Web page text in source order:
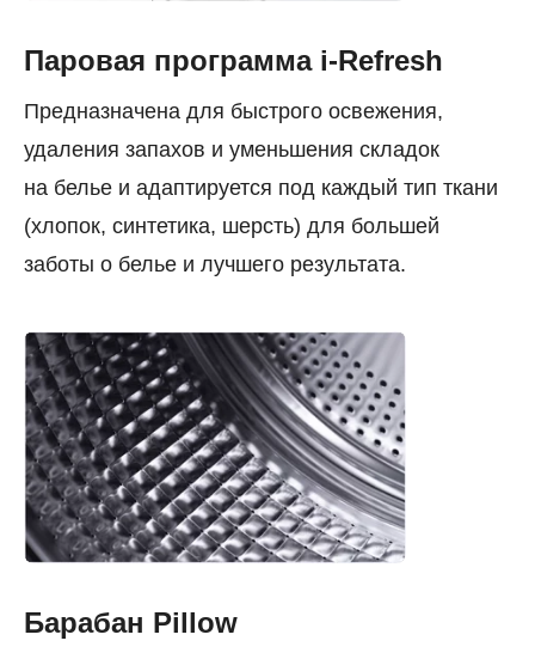
Паровая программа i-Refresh
Предназначена для быстрого освежения,
удаления запахов и уменьшения складок
на белье и адаптируется под каждый тип ткани
(хлопок, синтетика, шерсть) для большей
заботы о белье и лучшего результата.
Барабан Pillow